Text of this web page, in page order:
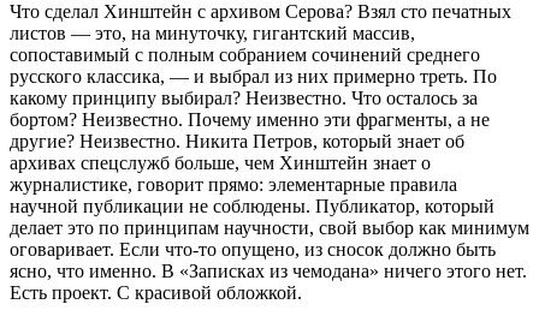
Что сделал Хинштейн с архивом Серова? Взял сто печатных
листов — это, на минуточку, гигантский массив,
сопоставимый с полным собранием сочинений среднего
русского классика, — и выбрал из них примерно треть. По
какому принципу выбирал? Неизвестно. Что осталось за
бортом? Неизвестно. Почему именно эти фрагменты, а не
другие? Неизвестно. Никита Петров, который знает об
архивах спецслужб больше, чем Хинштейн знает о
журналистике, говорит прямо: элементарные правила
научной публикации не соблюдены. Публикатор, который
делает это по принципам научности, свой выбор как минимум
оговаривает. Если что-то опущено, из сносок должно быть
ясно, что именно. В «Записках из чемодана» ничего этого нет.
Есть проект. С красивой обложкой.